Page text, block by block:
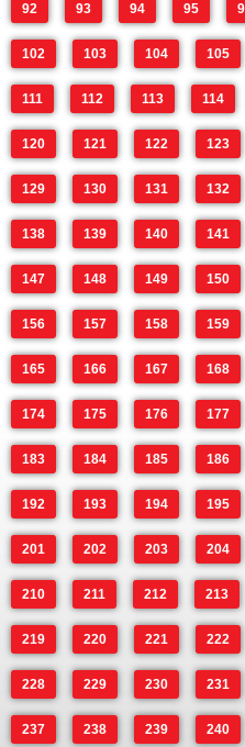
92 93 94 95
102 103 104 105
111 112 113 114
120 121 122 123
129 130 131 132
138 139 140 141
147 148 149 150
156 157 158 159
165 166 167 168
174 175 176 177
183 184 185 186
192 193 194 195
201 202 203 204
210 211 212 213
219 220 221 222
228 229 230 231
237 238 239 240